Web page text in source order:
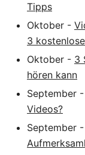
Tipps
Oktober -
3
Oktober - 3
hören kann
September -
Videos?
September -